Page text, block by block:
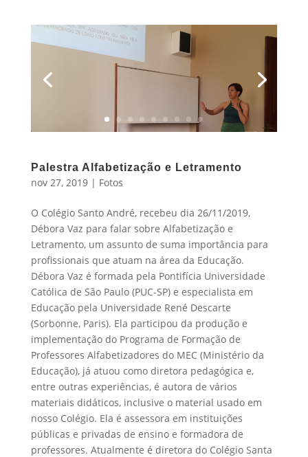
Palestra Alfabetização e Letramento
nov 27, 2019| Fotos
O Colégio Santo André, recebeu dia 26/11/2019,
Débora Vaz para falar sobre Alfabetização e
Letramento, um assunto de suma importância para
profissionais que atuam na área da Educação.
Débora Vaz é formada pela Pontifícia Universidade
Católica de São Paulo (PUC-SP) e especialista em
Educação pela Universidade René Descarte
(Sorbonne, Paris). Ela participou da produção e
implementação do Programa de Formação de
Professores Alfabetizadores do MEC (Ministério da
Educação), já atuou como diretora pedagógica e,
entre outras experiências, é autora de vários
materiais didáticos, inclusive o material usado em
nosso Colégio. Ela é assessora em instituições
públicas e privadas de ensino e formadora de
professores. Atualmente é diretora do Colégio Santa